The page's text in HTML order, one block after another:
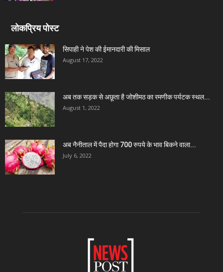
लोकप्रिय पोस्ट
सिपाही ने पेश की ईमानदारी की मिसाल
August 17, 2022
अब तक सड़क से अछूता है जोशीमठ का रमणीक पर्यटक स्थल...
August 1, 2022
अब नैनीताल में पैदा होगा 700 रुपये के भाव बिकने वाला...
July 6, 2022